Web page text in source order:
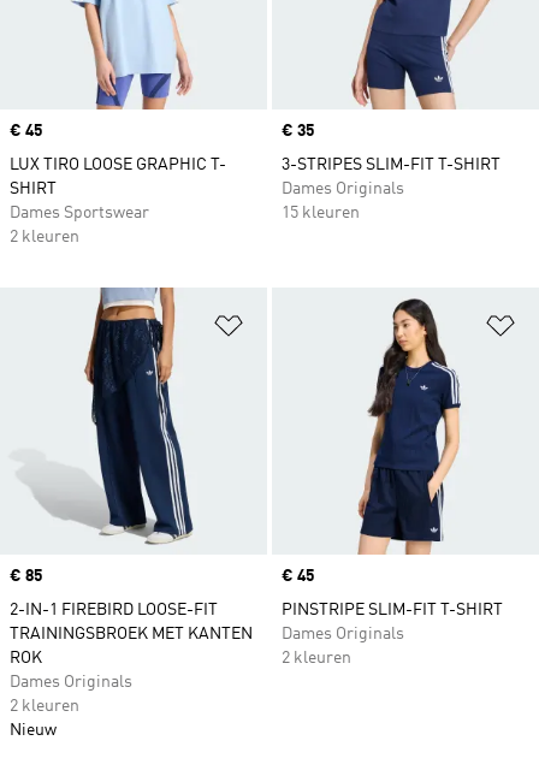
Price
€ 45
LUX TIRO LOOSE GRAPHIC T-
SHIRT
Dames Sportswear
2 kleuren
Price
€ 35
3-STRIPES SLIM-FIT T-SHIRT
Dames Originals
15 kleuren
Op verlanglijst zetten
Price
€ 85
2-IN-1 FIREBIRD LOOSE-FIT
TRAININGSBROEK MET KANTEN
ROK
Dames Originals
2 kleuren
Nieuw
Price
€ 45
PINSTRIPE SLIM-FIT T-SHIRT
Dames Originals
2 kleuren